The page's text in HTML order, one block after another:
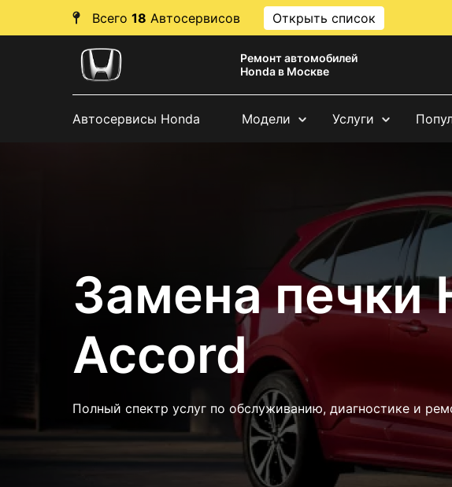
Всего 18 Автосервисов Открыть список
Ремонт автомобилей
Honda в Москве
Автосервисы Honda Модели Услуги
Замена печки
Accord
Полный спектр услуг по обслуживанию, диагностике и